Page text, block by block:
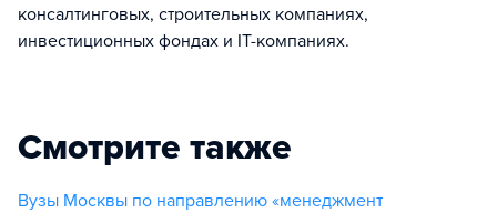
консалтинговых, строительных компаниях,
инвестиционных фондах и IT-компаниях.
Смотрите также
Вузы Москвы по направлению «менеджмент